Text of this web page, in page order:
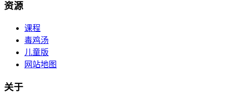
资源
课程
毒鸡汤
儿童版
网站地图
关于